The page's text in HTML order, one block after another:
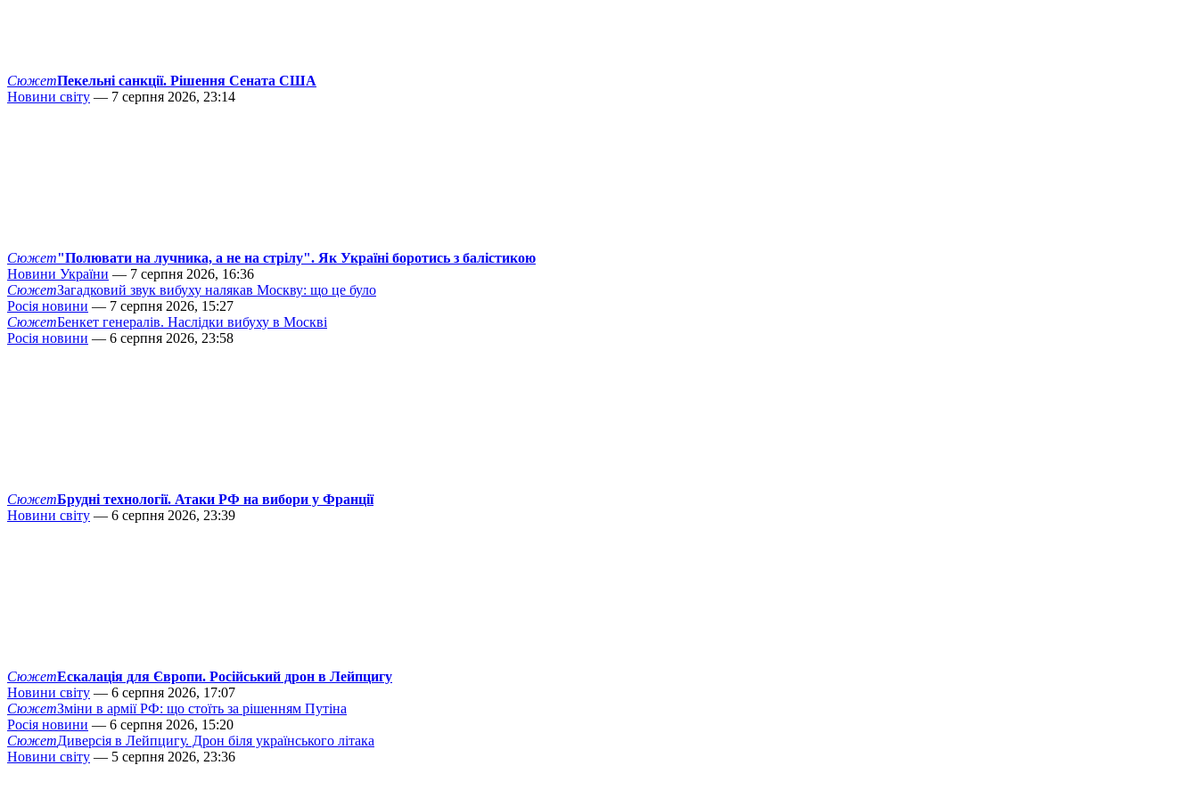
СюжетПекельні санкції. Рішення Сената США
Новини світу — 7 серпня 2026, 23:14
Сюжет"Полювати на лучника, а не на стрілу". Як Україні боротись з балістикою
Новини України — 7 серпня 2026, 16:36
СюжетЗагадковий звук вибуху налякав Москву: що це було
Росія новини — 7 серпня 2026, 15:27
СюжетБенкет генералів. Наслідки вибуху в Москві
Росія новини — 6 серпня 2026, 23:58
СюжетБрудні технології. Атаки РФ на вибори у Франції
Новини світу — 6 серпня 2026, 23:39
СюжетЕскалація для Європи. Російський дрон в Лейпцигу
Новини світу — 6 серпня 2026, 17:07
СюжетЗміни в армії РФ: що стоїть за рішенням Путіна
Росія новини — 6 серпня 2026, 15:20
СюжетДиверсія в Лейпцигу. Дрон біля українського літака
Новини світу — 5 серпня 2026, 23:36